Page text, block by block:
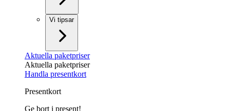
Vi tipsar
Aktuella paketpriser
Aktuella paketpriser
Handla presentkort
Presentkort
Ge bort i present!